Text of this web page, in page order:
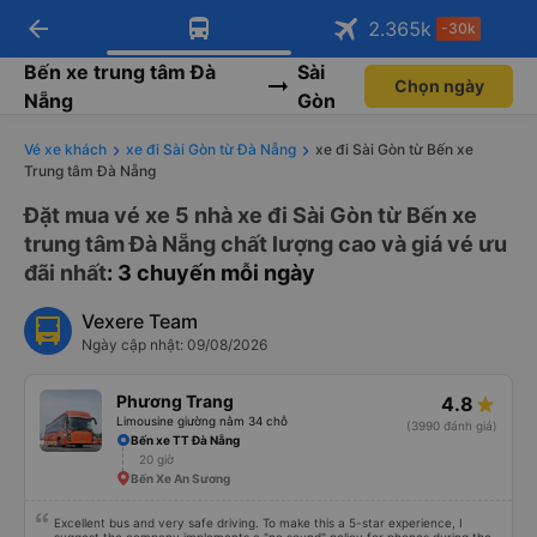
Tải app Vexere ngay!
Nhận ưu đãi thành viên độc
quyền
Mở app
Tải app Vexere
-30k/ghế khi đặt vé máy bay qua
app
Mở app
arrow_back 2.365k -30k
Bến xe trung tâm Đà
Nẵng
Sài
Gòn
Chọn ngày
Vé xe khách xe đi Sài Gòn từ Đà Nẵng
xe đi Sài Gòn từ Bến xe
Trung tâm Đà Nẵng
Đặt mua vé xe 5 nhà xe đi Sài Gòn từ Bến xe
trung tâm Đà Nẵng chất lượng cao và giá vé ưu
đãi nhất: 3 chuyến mỗi ngày
Vexere Team
Ngày cập nhật: 09/08/2026
Phương Trang
Limousine giường nằm 34 chỗ
4.8
(3990 đánh giá)
Bến xe TT Đà Nẵng
20 giờ
Bến Xe An Sương
Excellent bus and very safe driving. To make this a 5-star experience, I